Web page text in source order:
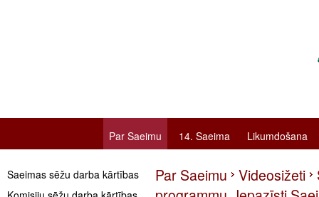
Par Saeimu 14. Saeima Likumdošana
Saeimas sēžu darba kārtības
Par Saeimu Videosižeti